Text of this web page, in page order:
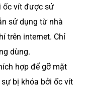
ốc vít được sử
sử dụng từ nhà
trên internet. Chỉ
dùng.
hợp để gỡ mặt
bị khóa bởi ốc vít